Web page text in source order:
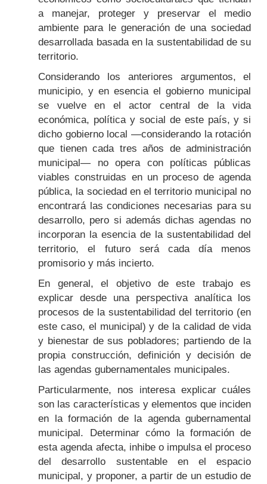
a manejar, proteger y preservar el medio
ambiente para le generación de una sociedad
desarrollada basada en la sustentabilidad de su
territorio.
Considerando los anteriores argumentos, el
municipio, y en esencia el gobierno municipal
se vuelve en el actor central de la vida
económica, política y social de este país, y si
dicho gobierno local —considerando la rotación
que tienen cada tres años de administración
municipal— no opera con políticas públicas
viables construidas en un proceso de agenda
pública, la sociedad en el territorio municipal no
encontrará las condiciones necesarias para su
desarrollo, pero si además dichas agendas no
incorporan la esencia de la sustentabilidad del
territorio, el futuro será cada día menos
promisorio y más incierto.
En general, el objetivo de este trabajo es
explicar desde una perspectiva analítica los
procesos de la sustentabilidad del territorio (en
este caso, el municipal) y de la calidad de vida
y bienestar de sus pobladores; partiendo de la
propia construcción, definición y decisión de
las agendas gubernamentales municipales.
Particularmente, nos interesa explicar cuáles
son las características y elementos que inciden
en la formación de la agenda gubernamental
municipal. Determinar cómo la formación de
esta agenda afecta, inhibe o impulsa el proceso
del desarrollo sustentable en el espacio
municipal, y proponer, a partir de un estudio de